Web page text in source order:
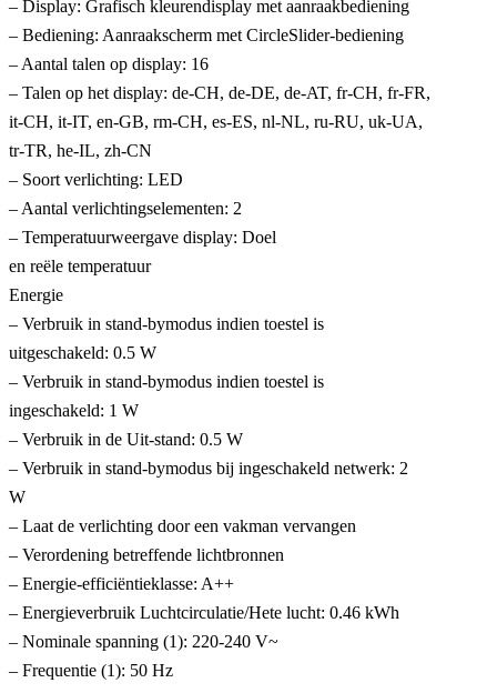
– Display: Grafisch kleurendisplay met aanraakbediening
– Bediening: Aanraakscherm met CircleSlider-bediening
– Aantal talen op display: 16
– Talen op het display: de-CH, de-DE, de-AT, fr-CH, fr-FR,
it-CH, it-IT, en-GB, rm-CH, es-ES, nl-NL, ru-RU, uk-UA,
tr-TR, he-IL, zh-CN
– Soort verlichting: LED
– Aantal verlichtingselementen: 2
– Temperatuurweergave display: Doel
en reële temperatuur
Energie
– Verbruik in stand-bymodus indien toestel is
uitgeschakeld: 0.5 W
– Verbruik in stand-bymodus indien toestel is
ingeschakeld: 1 W
– Verbruik in de Uit-stand: 0.5 W
– Verbruik in stand-bymodus bij ingeschakeld netwerk: 2
W
– Laat de verlichting door een vakman vervangen
– Verordening betreffende lichtbronnen
– Energie-efficiëntieklasse: A++
– Energieverbruik Luchtcirculatie/Hete lucht: 0.46 kWh
– Nominale spanning (1): 220-240 V~
– Frequentie (1): 50 Hz